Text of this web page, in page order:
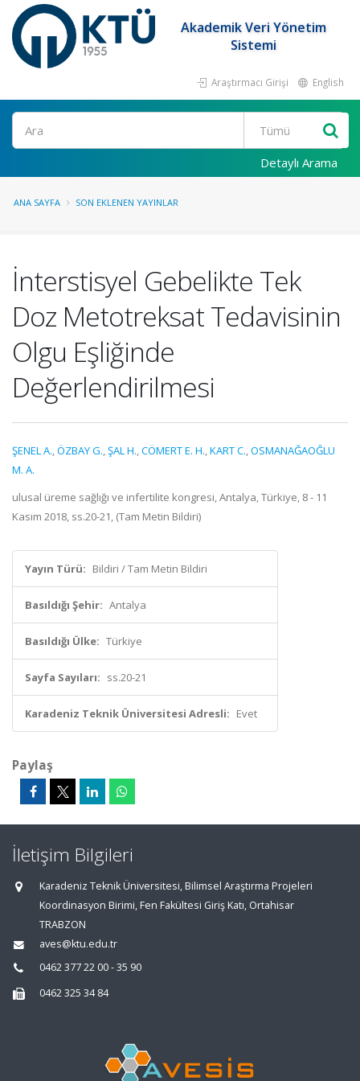
Akademik Veri Yönetim
Sistemi
Araştırmacı Girişi English
Ara
Detaylı Arama
ANA SAYFA SON EKLENEN YAYINLAR
İnterstisyel Gebelikte Tek
Doz Metotreksat Tedavisinin
Olgu Eşliğinde
Değerlendirilmesi
ŞENEL A.,ÖZBAY G.,ŞAL H.,CÖMERT E. H.,KART C.,OSMANAĞAOĞLU
M. A.
ulusal üreme sağlığı ve infertilite kongresi, Antalya, Türkiye, 8 - 11
Kasım 2018, ss.20-21, (Tam Metin Bildiri)
Yayın Türü: Bildiri / Tam Metin Bildiri
Basıldığı Şehir: Antalya
Basıldığı Ülke: Türkiye
Sayfa Sayıları: ss.20-21
Karadeniz Teknik Üniversitesi Adresli: Evet
Paylaş
İletişim Bilgileri
Karadeniz Teknik Üniversitesi, Bilimsel Araştırma Projeleri
Koordinasyon Birimi, Fen Fakültesi Giriş Katı, Ortahisar
TRABZON
aves@ktu.edu.tr
0462 377 22 00 - 35 90
0462 325 34 84